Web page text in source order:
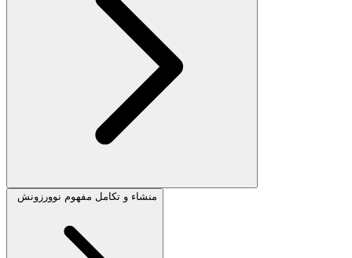
منشاء و تکامل مفهوم نوورزونش